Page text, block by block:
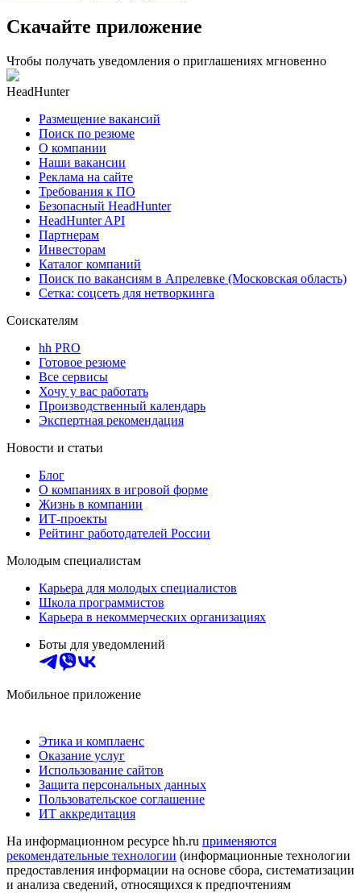
Скачайте приложение
Чтобы получать уведомления о приглашениях мгновенно
HeadHunter
Размещение вакансий
Поиск по резюме
О компании
Наши вакансии
Реклама на сайте
Требования к ПО
Безопасный HeadHunter
HeadHunter API
Партнерам
Инвесторам
Каталог компаний
Поиск по вакансиям в Апрелевке (Московская область)
Сетка: соцсеть для нетворкинга
Соискателям
hh PRO
Готовое резюме
Все сервисы
Хочу у вас работать
Производственный календарь
Экспертная рекомендация
Новости и статьи
Блог
О компаниях в игровой форме
Жизнь в компании
ИТ-проекты
Рейтинг работодателей России
Молодым специалистам
Карьера для молодых специалистов
Школа программистов
Карьера в некоммерческих организациях
Боты для уведомлений
Мобильное приложение
Этика и комплаенс
Оказание услуг
Использование сайтов
Защита персональных данных
Пользовательское соглашение
ИТ аккредитация
На информационном ресурсе hh.ru применяются
рекомендательные технологии (информационные технологии
предоставления информации на основе сбора, систематизации
и анализа сведений, относящихся к предпочтениям